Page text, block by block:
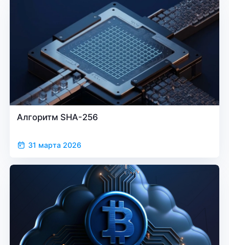
Алгоритм SHA-256
31 марта 2026